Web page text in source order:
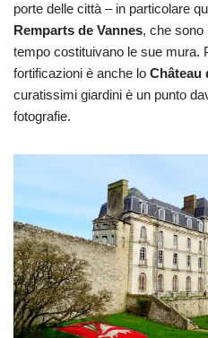
porte delle città – in particolare
Remparts de Vannes, che sono
tempo costituivano le sue mura.
fortificazioni è anche lo Château
curatissimi giardini è un punto
fotografie.